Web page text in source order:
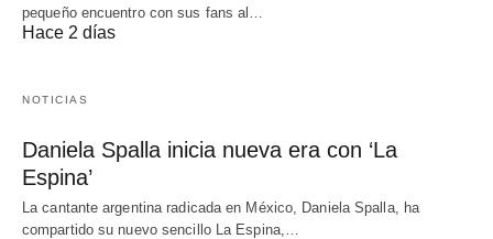
pequeño encuentro con sus fans al…
Hace 2 días
NOTICIAS
Daniela Spalla inicia nueva era con ‘La
Espina’
La cantante argentina radicada en México, Daniela Spalla, ha
compartido su nuevo sencillo La Espina,…